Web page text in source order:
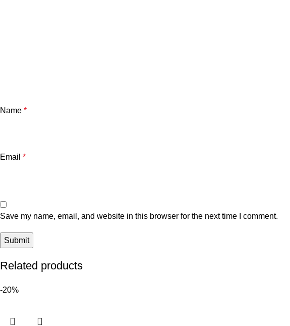
Name *
Email *
Save my name, email, and website in this browser for the next time I comment.
Related products
-20%